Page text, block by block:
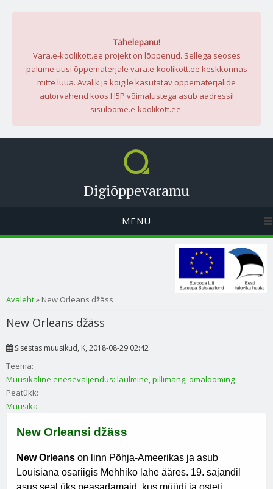
Tähelepanu!
Vara.e-koolikott.ee projekt on lõppenud. Sellega seoses
palume uusi õppematerjale vara.e-koolikott.ee keskkonnas
mitte luua. Avalik ja kõigile kasutatav õppematerjalide
autorvahend koos H5P võimalustega asub aadressil
sisuloome.e-koolikott.ee.
Digiõppevaramu
MENU
Sa oled siin
Avaleht» New Orleans džäss
New Orleans džäss
Sisestas muusikud, K, 2018-08-29 02:42
Teema:
Muusikaline eneseväljendus: laulmine, pillimäng, omalooming
Peatükk:
Muusika